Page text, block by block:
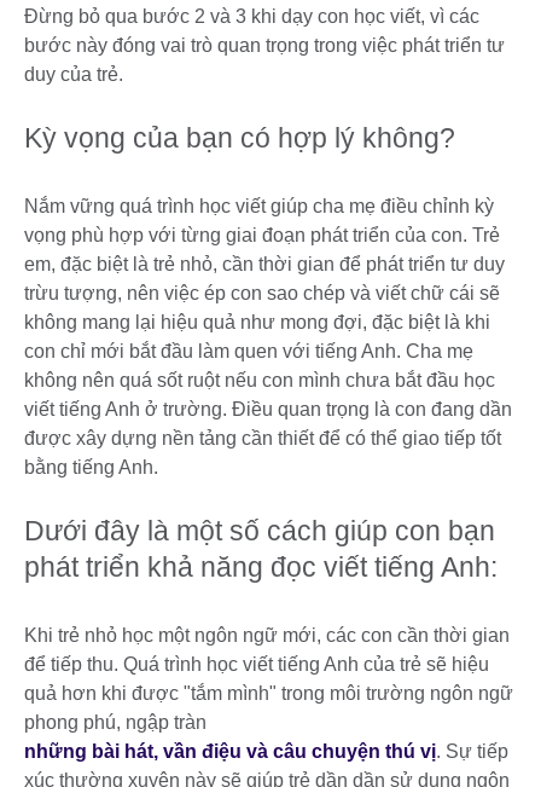
Đừng bỏ qua bước 2 và 3 khi dạy con học viết, vì các
bước này đóng vai trò quan trọng trong việc phát triển tư
duy của trẻ.
Kỳ vọng của bạn có hợp lý không?
Nắm vững quá trình học viết giúp cha mẹ điều chỉnh kỳ
vọng phù hợp với từng giai đoạn phát triển của con. Trẻ
em, đặc biệt là trẻ nhỏ, cần thời gian để phát triển tư duy
trừu tượng, nên việc ép con sao chép và viết chữ cái sẽ
không mang lại hiệu quả như mong đợi, đặc biệt là khi
con chỉ mới bắt đầu làm quen với tiếng Anh. Cha mẹ
không nên quá sốt ruột nếu con mình chưa bắt đầu học
viết tiếng Anh ở trường. Điều quan trọng là con đang dần
được xây dựng nền tảng cần thiết để có thể giao tiếp tốt
bằng tiếng Anh.
Dưới đây là một số cách giúp con bạn
phát triển khả năng đọc viết tiếng Anh:
Khi trẻ nhỏ học một ngôn ngữ mới, các con cần thời gian
để tiếp thu. Quá trình học viết tiếng Anh của trẻ sẽ hiệu
quả hơn khi được "tắm mình" trong môi trường ngôn ngữ
phong phú, ngập tràn
những bài hát, vần điệu và câu chuyện thú vị. Sự tiếp
xúc thường xuyên này sẽ giúp trẻ dần dần sử dụng ngôn